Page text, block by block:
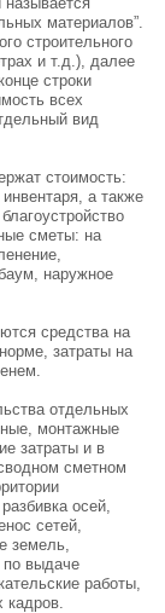
материалов”.
строительного
и т.д.), далее
строки
всех
вид
стоимость:
а также
сметы: на
наружное
средства на
затраты на
отдельных
монтажные
затраты и в
сметном
осей,
сетей,
земель,
по выдаче
работы,
кадров.